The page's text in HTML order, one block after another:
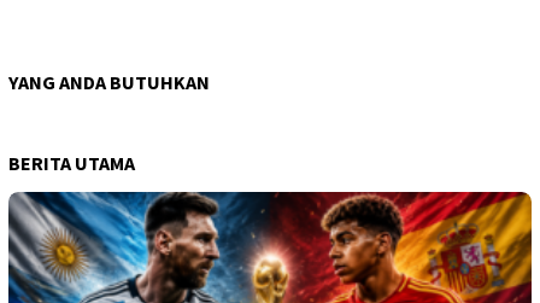
YANG ANDA BUTUHKAN
BERITA UTAMA